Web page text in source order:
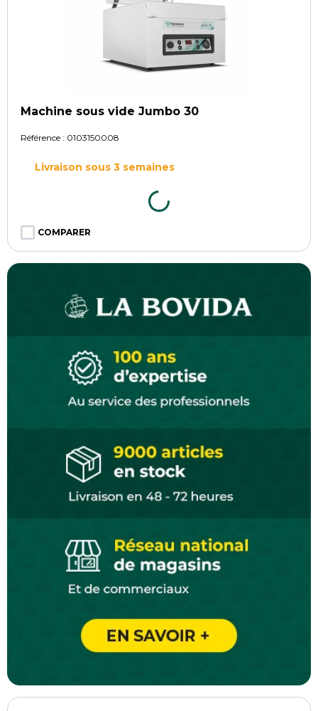
Machine sous vide Jumbo 30
Référence : 0103150008
Livraison sous 3 semaines
COMPARER